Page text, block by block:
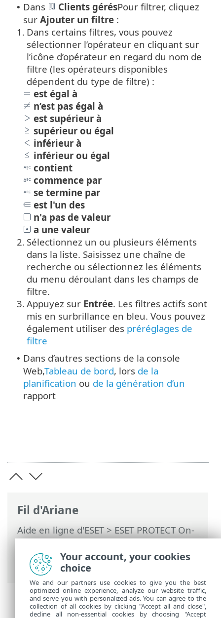
Fil d'Ariane
Aide en ligne d'ESET>ESET PROTECT On-
Prem>Utilisation de ESET PROTECT On-
Prem>ESET PROTECT On-Prem Menu
principal
> Clients gérés
• Dans Clients gérésPour filtrer, cliquez
sur Ajouter un filtre :
1. Dans certains filtres, vous pouvez
sélectionner l’opérateur en cliquant sur
l’icône d’opérateur en regard du nom de
filtre (les opérateurs disponibles
dépendent du type de filtre) :
est égal à
n’est pas égal à
est supérieur à
supérieur ou égal
inférieur à
inférieur ou égal
contient
commence par
se termine par
est l'un des
n'a pas de valeur
a une valeur
2. Sélectionnez un ou plusieurs éléments
dans la liste. Saisissez une chaîne de
recherche ou sélectionnez les éléments
du menu déroulant dans les champs de
filtre.
3. Appuyez sur Entrée. Les filtres actifs sont
mis en surbrillance en bleu. Vous pouvez
également utiliser des préréglages de
filtre
• Dans d’autres sections de la console
Web,Tableau de bord, lors de la
planification ou de la génération d’un
rapport
Your account, your cookies
choice
We and our partners use cookies to give you the best
optimized online experience, analyze our website traffic,
and serve you with personalized ads. You can agree to the
collection of all cookies by clicking "Accept all and close",
decline all non-essential cookies by choosing "Accept